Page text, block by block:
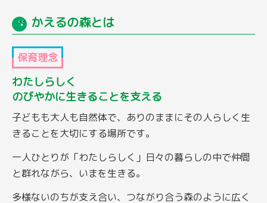
かえるの森とは
保育理念
わたしらしく
のびやかに生きることを支える
子どもも大人も自然体で、ありのままにその人らしく生
きることを大切にする場所です。
一人ひとりが「わたしらしく」日々の暮らしの中で仲間
と群れながら、いまを生きる。
多様ないのちが支え合い、つながり合う森のように広く